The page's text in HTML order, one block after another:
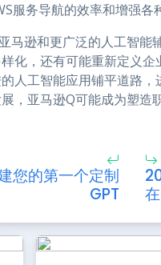
服务导航的效率和增强各
马逊和更广泛的人工智
化，还有可能重新定义
人工智能应用铺平道路，
，亚马逊Q可能成为塑造
您的第一个定制
GPT
在